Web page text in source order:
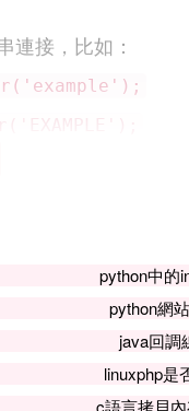
連接，比如：
接和操作欄位。
python中的
python網
java回調
linuxphp是
c語言拷貝